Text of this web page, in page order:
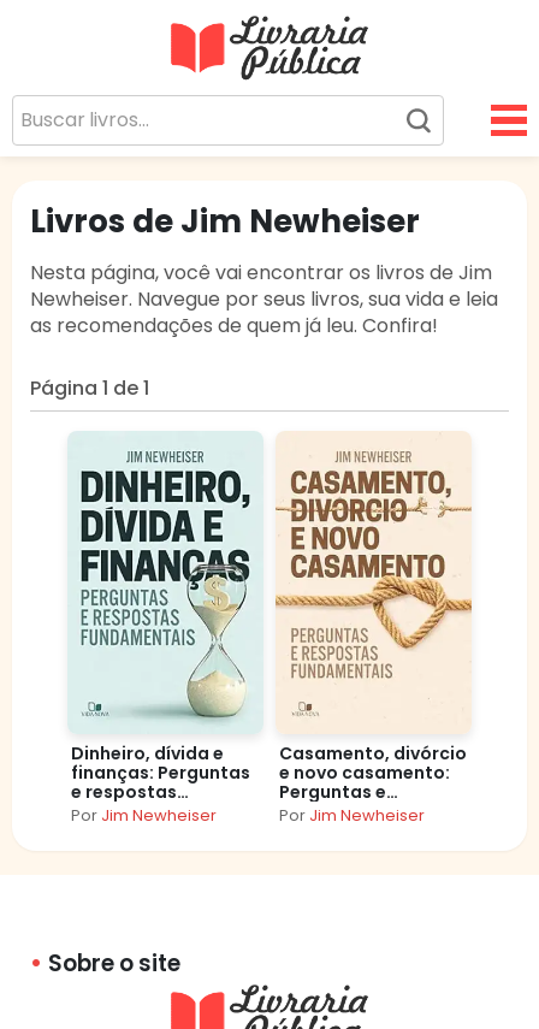
Sua Biblioteca Virtual Gratuita
Livros de Jim Newheiser
Nesta página, você vai encontrar os livros de Jim
Newheiser. Navegue por seus livros, sua vida e leia
as recomendações de quem já leu. Confira!
Página 1 de 1
Dinheiro, dívida e
finanças: Perguntas
e respostas
fundamentais
Por Jim Newheiser
Casamento, divórcio
e novo casamento:
Perguntas e
respostas
Por Jim Newheiser
Sobre o site